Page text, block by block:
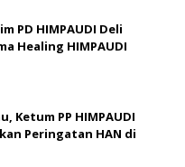
PD HIMPAUDI Deli
Healing HIMPAUDI
Ketum PP HIMPAUDI
Peringatan HAN di